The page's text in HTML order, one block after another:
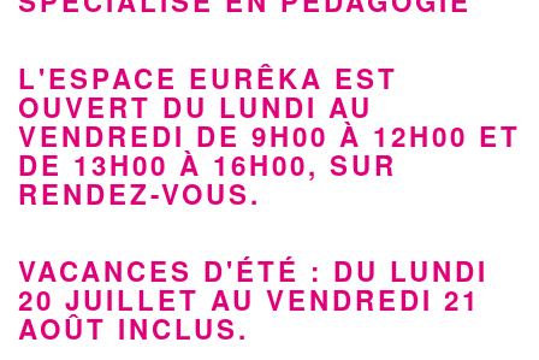
L'ESPACE EURÊKA EST
OUVERT DU LUNDI AU
VENDREDI DE 9H00 À 12H00 ET
DE 13H00 À 16H00, SUR
RENDEZ-VOUS.
VACANCES D'ÉTÉ : DU LUNDI
20 JUILLET AU VENDREDI 21
AOÛT INCLUS.